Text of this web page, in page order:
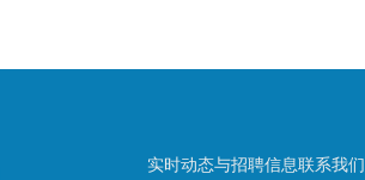
实时动态与招聘信息联系我们